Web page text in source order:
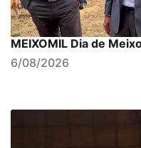
MEIXOMIL Dia de
6/08/2026